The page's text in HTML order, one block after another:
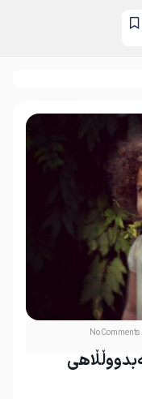
No Comments